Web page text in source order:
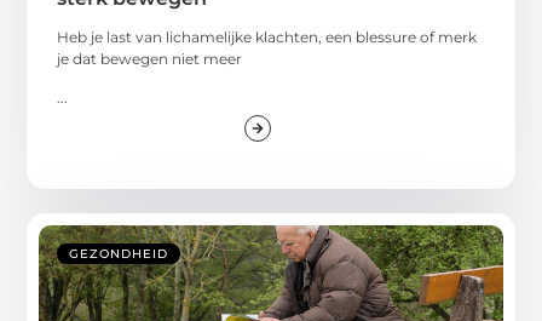
Heb je last van lichamelijke klachten, een blessure of merk
je dat bewegen niet meer
...
GEZONDHEID